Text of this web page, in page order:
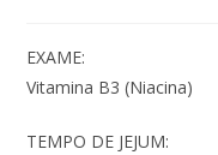
EXAME:
Vitamina B3 (Niacina)
TEMPO DE JEJUM: